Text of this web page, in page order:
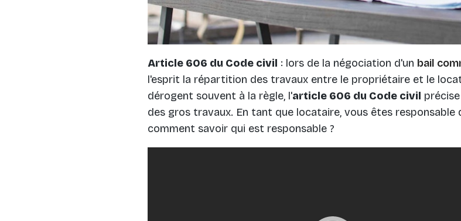
Article 606 du Code civil : lors de la négociation d'un bail
l'esprit la répartition des travaux entre le propriétaire et le
dérogent souvent à la règle, l'article 606 du Code civil
des gros travaux. En tant que locataire, vous êtes responsable
comment savoir qui est responsable ?